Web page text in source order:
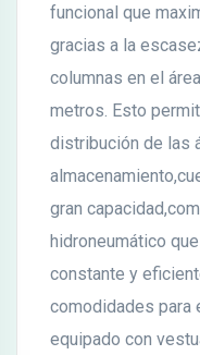
funcional que
gracias a la
columnas en el
metros. Esto
distribución de las
gran
hidroneumático
constante y
comodidades para
equipado con